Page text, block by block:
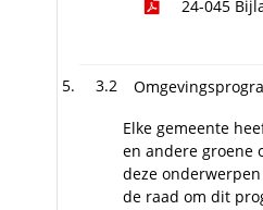
24-045
3.2
Elke gemeente
en andere groene
deze
de raad om dit